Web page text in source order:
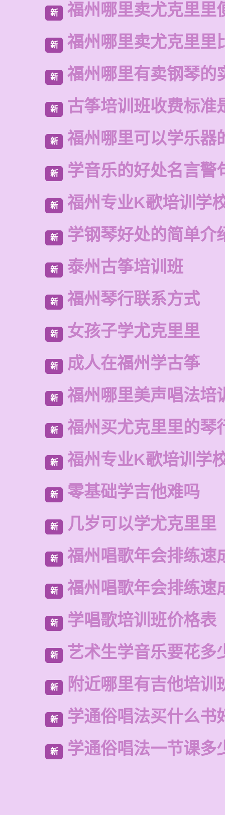
新 福州哪里卖尤克里里
新 福州哪里卖尤克里里
新 福州哪里有卖钢琴的
新 古筝培训班收费标准
新 福州哪里可以学乐器
新 学音乐的好处名言警
新 福州专业K歌培训学
新 学钢琴好处的简单介
新 泰州古筝培训班
新 福州琴行联系方式
新 女孩子学尤克里里
新 成人在福州学古筝
新 福州哪里美声唱法培
新 福州买尤克里里的琴
新 福州专业K歌培训学
新 零基础学吉他难吗
新 几岁可以学尤克里里
新 福州唱歌年会排练速
新 福州唱歌年会排练速
新 学唱歌培训班价格表
新 艺术生学音乐要花多
新 附近哪里有吉他培训
新 学通俗唱法买什么书
新 学通俗唱法一节课多